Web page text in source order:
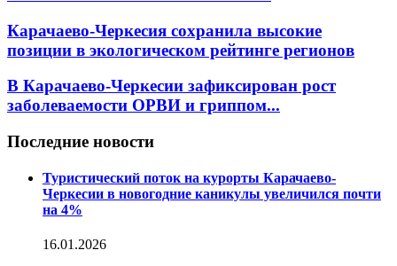
Карачаево-Черкесия сохранила высокие
позиции в экологическом рейтинге регионов
В Карачаево-Черкесии зафиксирован рост
заболеваемости ОРВИ и гриппом...
Последние новости
Туристический поток на курорты Карачаево-
Черкесии в новогодние каникулы увеличился почти
на 4%
16.01.2026